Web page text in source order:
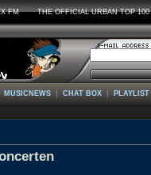
FM THE OFFICIAL URBAN TOP 100
MUSICNEWS | CHAT BOX | PLAYLIST